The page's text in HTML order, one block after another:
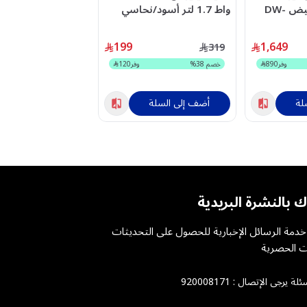
مكان 6 برامج أبيض DW-
1,649
وفر890
واط 1.7 لتر أسود/نحاسي
199 319
خصم38
% وفر120
أضف إلى السلة
بالنشرة البريدية
الرسائل الإخبارية للحصول على التحديثات
الحصرية
يرجى الإتصال : 920008171